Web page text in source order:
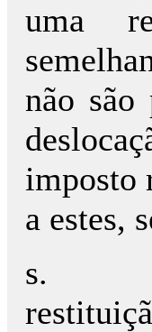
uma
não são
imposto
a estes,
s.